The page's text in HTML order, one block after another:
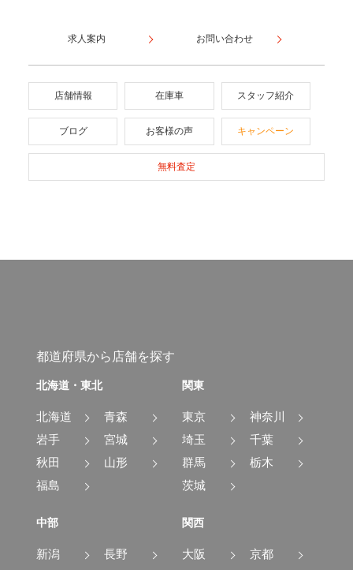
求人案内 お問い合わせ
店舗情報 在庫車 スタッフ紹介
ブログ お客様の声 キャンペーン
無料査定
都道府県から店舗を探す
北海道・東北
北海道
青森
岩手
宮城
秋田
山形
福島
関東
東京
神奈川
埼玉
千葉
群馬
栃木
茨城
中部
新潟
長野
関西
大阪
京都